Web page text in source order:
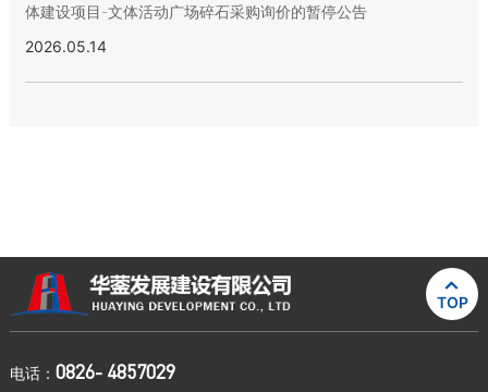
体建设项目-文体活动广场碎石采购询价的暂停公告
2026.05.14

TOP
电话： 0826- 4857029